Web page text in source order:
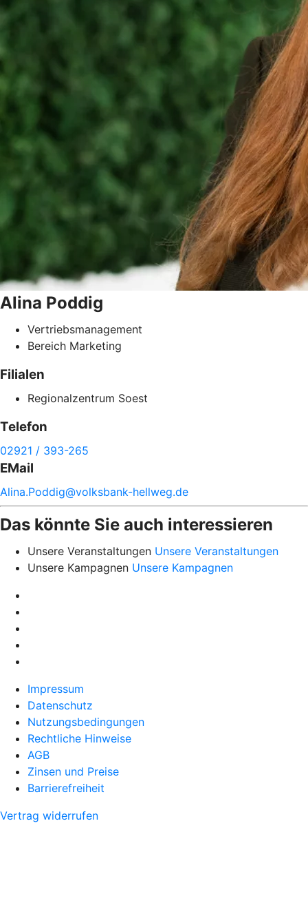
Alina Poddig
Vertriebsmanagement
Bereich Marketing
Filialen
Regionalzentrum Soest
Telefon
02921 / 393-265
EMail
Alina.Poddig@volksbank-hellweg.de
Das könnte Sie auch interessieren
Unsere Veranstaltungen Unsere Veranstaltungen
Unsere Kampagnen Unsere Kampagnen
Impressum
Datenschutz
Nutzungsbedingungen
Rechtliche Hinweise
AGB
Zinsen und Preise
Barrierefreiheit
Vertrag widerrufen